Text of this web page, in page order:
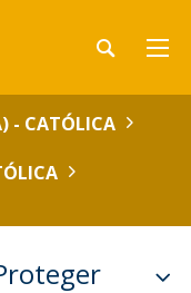
- CATÓLICA